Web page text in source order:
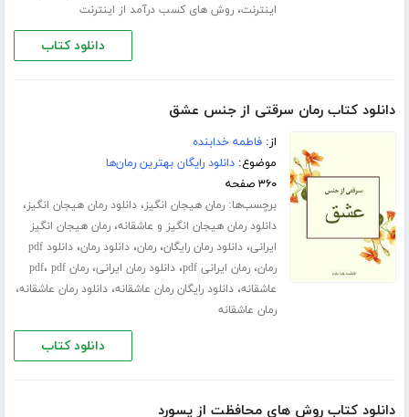
اینترنت،روش های کسب درآمد از اینترنت
دانلود کتاب
دانلود کتاب رمان سرقتی از جنس عشق
از:فاطمه خدابنده
موضوع:دانلود رایگان بهترین رمان‌ها
۳۶۰ صفحه
برچسب‌ها:رمان هیجان انگیز،دانلود رمان هیجان انگیز،
دانلود رمان هیجان انگیز و عاشقانه،رمان هیجان انگیز
ایرانی،دانلود رمان رایگان،رمان،دانلود رمان،
دانلود pdf
رمان،رمان ایرانی pdf ،دانلود رمان ایرانی،رمان pdf ، pdf
عاشقانه،دانلود رایگان رمان عاشقانه،دانلود رمان عاشقانه،
رمان عاشقانه
دانلود کتاب
دانلود کتاب روش های محافظت از پسورد